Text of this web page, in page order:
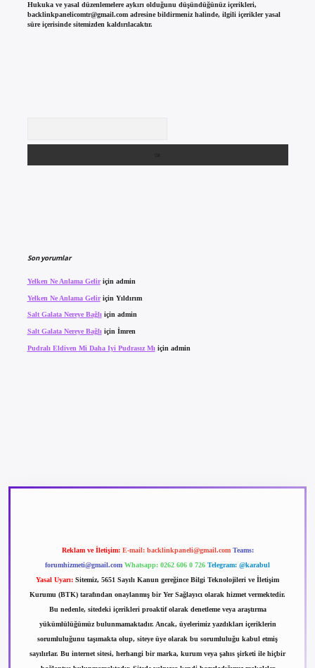
Hukuka ve yasal düzenlemelere aykırı olduğunu düşündüğünüz içerikleri,
backlinkpanelicomtr@gmail.comadresine bildirmeniz halinde, ilgili içerikler yasal
süre içerisinde sitemizden kaldırılacaktır.
Son yorumlar
Yelken Ne Anlama Geliriçin admin
Yelken Ne Anlama Geliriçin Yıldırım
Salt Galata Nereye Bağlıiçin admin
Salt Galata Nereye Bağlı için İmren
Pudralı Eldiven Mi Daha Iyi Pudrasız Mı için admin
Reklam ve İletişim: E-mail: backlinkpaneli@gmail.com Teams:
forumhizmeti@gmail.com Whatsapp: 0262 606 0 726 Telegram: @karabul
Yasal Uyarı: Sitemiz, 5651 Sayılı Kanun gereğince Bilgi Teknolojileri ve İletişim
Kurumu (BTK) tarafından onaylanmış bir Yer Sağlayıcı olarak hizmet vermektedir.
Bu nedenle, sitedeki içerikleri proaktif olarak denetleme veya araştırma
yükümlülüğümüz bulunmamaktadır. Ancak, üyelerimiz yazdıkları içeriklerin
sorumluluğunu taşımakta olup, siteye üye olarak bu sorumluluğu kabul etmiş
sayılırlar. Bu internet sitesi, herhangi bir marka, kurum veya şahıs şirketi ile hiçbir